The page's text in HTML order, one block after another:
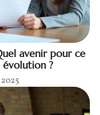
avenir pour ce
?